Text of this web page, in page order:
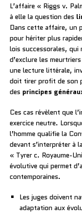
L’affaire « Riggs v.
à elle la question des
Dans cette affaire, un
pour hériter plus
lois successorales, qui
d’exclure les
une lecture littérale,
doit tirer profit de son
des principes
Ces cas révèlent que
exercice neutre.
l’homme qualifie la
devant s’interpréter à
« Tyrer c. Royaume-
évolutive qui permet
contemporaines.
Les juges doivent
adaptation aux